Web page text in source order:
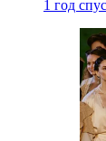
1 год